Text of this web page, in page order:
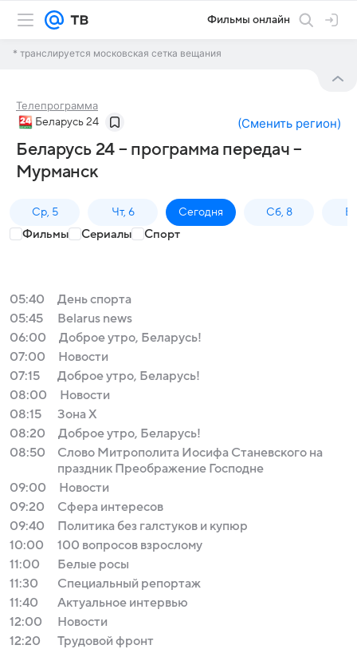
Фильмы онлайн
* транслируется московская сетка вещания
Телепрограмма
Беларусь 24 (Сменить регион)
Беларусь 24 – программа передач –
Мурманск
Ср, 5 Чт, 6 Сегодня Сб, 8
Фильмы Сериалы Спорт
05:40
День спорта
05:45
Belarus news
06:00
Доброе утро, Беларусь!
07:00
Новости
07:15
Доброе утро, Беларусь!
08:00
Новости
08:15
Зона Х
08:20
Доброе утро, Беларусь!
08:50
Слово Митрополита Иосифа Станевского на
праздник Преображение Господне
09:00
Новости
09:20
Сфера интересов
09:40
Политика без галстуков и купюр
10:00
100 вопросов взрослому
11:00
Белые росы
11:30
Специальный репортаж
11:40
Актуальное интервью
12:00
Новости
12:20
Трудовой фронт